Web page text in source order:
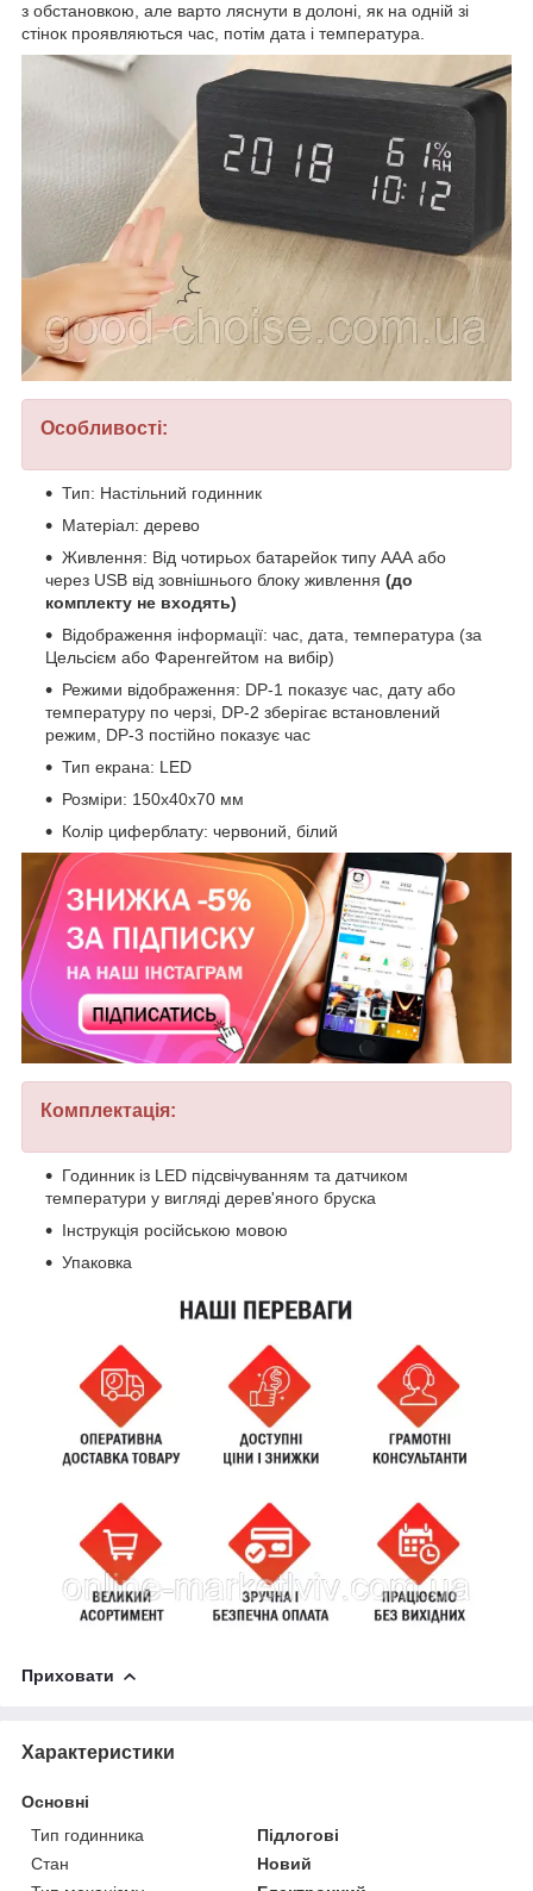
з обстановкою, але варто ляснути в долоні, як на одній зі
стінок проявляються час, потім дата і температура.
Особливості:
Тип: Настільний годинник
Матеріал: дерево
Живлення: Від чотирьох батарейок типу ААА або
через USB від зовнішнього блоку живлення (до
комплекту не входять)
Відображення інформації: час, дата, температура (за
Цельсієм або Фаренгейтом на вибір)
Режими відображення: DP-1 показує час, дату або
температуру по черзі, DP-2 зберігає встановлений
режим, DP-3 постійно показує час
Тип екрана: LED
Розміри: 150х40х70 мм
Колір циферблату: червоний, білий
Комплектація:
Годинник із LED підсвічуванням та датчиком
температури у вигляді дерев'яного бруска
Інструкція російською мовою
Упаковка
Приховати
Характеристики
Основні
Тип годинника
Підлогові
Стан
Новий